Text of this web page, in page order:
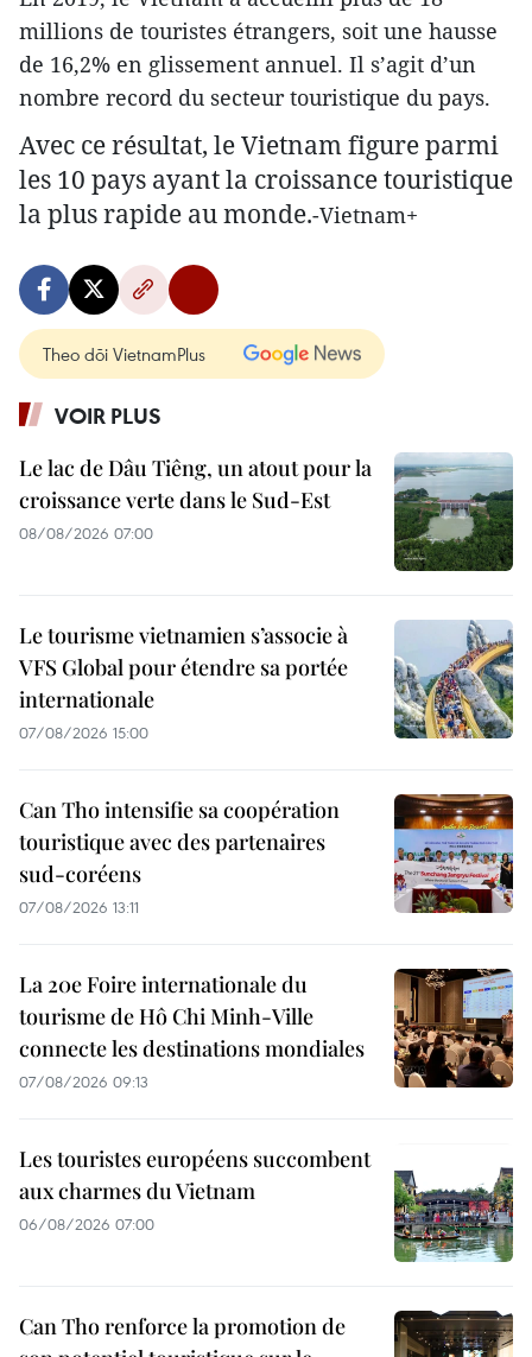
millions de touristes étrangers, soit une hausse
de 16,2% en glissement annuel. Il s’agit d’un
nombre record du secteur touristique du pays.
Avec ce résultat, le Vietnam figure parmi
les 10 pays ayant la croissancetouristique
la plus rapide au monde.-Vietnam+
Theo dõi VietnamPlus
VOIR PLUS
Le lac de Dâu Tiêng, un atout pour la
croissance verte dans le Sud-Est
08/08/2026 07:00
Le tourisme vietnamien s’associe à
VFS Global pour étendre sa portée
internationale
07/08/2026 15:00
Can Tho intensifie sa coopération
touristique avec des partenaires
sud-coréens
07/08/2026 13:11
La 20e Foire internationale du
tourisme de Hô Chi Minh-Ville
connecte les destinations mondiales
07/08/2026 09:13
Les touristes européens succombent
aux charmes du Vietnam
06/08/2026 07:00
Can Tho renforce la promotion de